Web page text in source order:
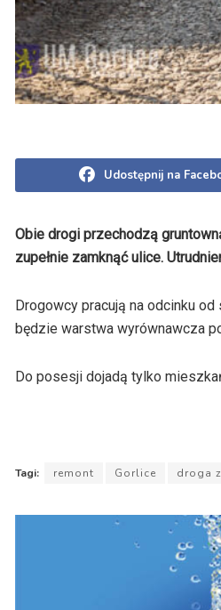
Udostępnij na
Obie drogi przechodzą
zupełnie zamknąć ulice.
Drogowcy pracują na odcinku
będzie warstwa wyrównawcza
Do posesji dojadą tylko
Tagi: remont Gorlice droga